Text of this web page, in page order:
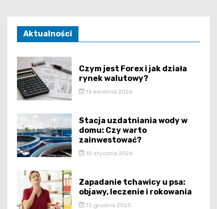
Aktualności
Czym jest Forex i jak działa
rynek walutowy?
15 kwietnia 2026
Stacja uzdatniania wody w
domu: Czy warto
zainwestować?
10 stycznia 2026
Zapadanie tchawicy u psa:
objawy, leczenie i rokowania
13 grudnia 2025